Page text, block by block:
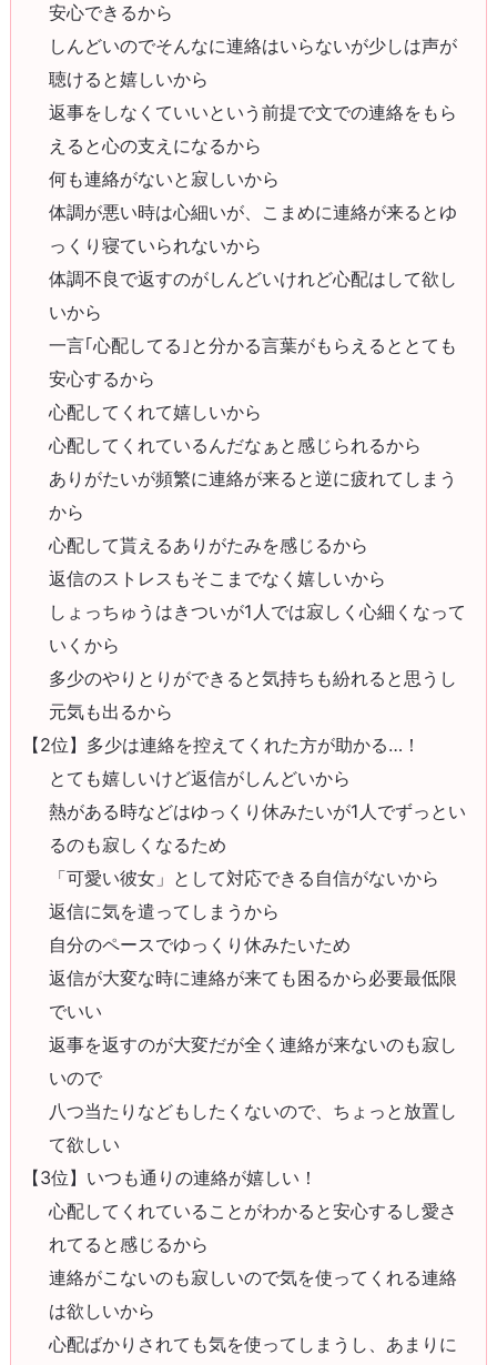
安心できるから
しんどいのでそんなに連絡はいらないが少しは声が
聴けると嬉しいから
返事をしなくていいという前提で文での連絡をもら
えると心の支えになるから
何も連絡がないと寂しいから
体調が悪い時は心細いが、こまめに連絡が来るとゆ
っくり寝ていられないから
体調不良で返すのがしんどいけれど心配はして欲し
いから
一言｢心配してる｣と分かる言葉がもらえるととても
安心するから
心配してくれて嬉しいから
心配してくれているんだなぁと感じられるから
ありがたいが頻繁に連絡が来ると逆に疲れてしまう
から
心配して貰えるありがたみを感じるから
返信のストレスもそこまでなく嬉しいから
しょっちゅうはきついが1人では寂しく心細くなって
いくから
多少のやりとりができると気持ちも紛れると思うし
元気も出るから
【2位】多少は連絡を控えてくれた方が助かる…！
とても嬉しいけど返信がしんどいから
熱がある時などはゆっくり休みたいが1人でずっとい
るのも寂しくなるため
「可愛い彼女」として対応できる自信がないから
返信に気を遣ってしまうから
自分のペースでゆっくり休みたいため
返信が大変な時に連絡が来ても困るから必要最低限
でいい
返事を返すのが大変だが全く連絡が来ないのも寂し
いので
八つ当たりなどもしたくないので、ちょっと放置し
て欲しい
【3位】いつも通りの連絡が嬉しい！
心配してくれていることがわかると安心するし愛さ
れてると感じるから
連絡がこないのも寂しいので気を使ってくれる連絡
は欲しいから
心配ばかりされても気を使ってしまうし、あまりに